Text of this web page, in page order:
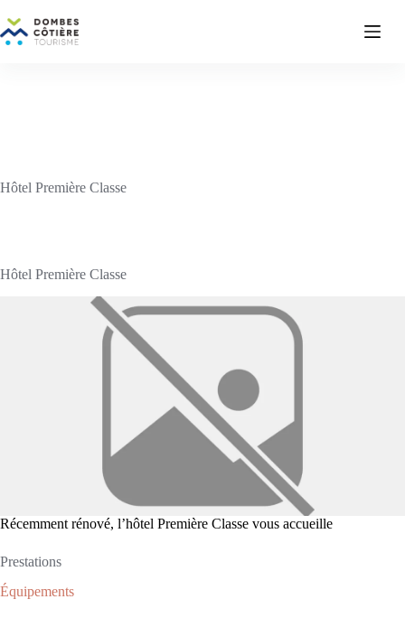
au
contenu
Hôtel Première Classe
Hôtel Première Classe
Récemment rénové, l’hôtel Première Classe vous accueille
Prestations
Équipements